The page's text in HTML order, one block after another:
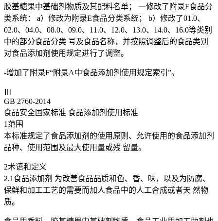
胶基糖果中基础剂物质及其配料名单； 一修改了附录F食品分
类系统： a）修改为附录E食品分类系统； b）修改了01.0、
02.0、04.0、08.0、09.0、11.0、12.0、13.0、14.0、16.0等类别
中的部分食品分类 号及食品名称，并按照调整后的食品类别
对食品添加剂使用规定进行了调整。
-增加了附录F“附录A中食品添加剂使用规定索引”。
GB 2760-2014
食品安全国家标准 食品添加剂使用标准
1范围
本标准规定了食品添加剂的使用原则、允许使用的食品添加剂
品种、使用范围及最大使用量或残 留量。
2术语和定义
2.1食品添加剂 为改善食品品质和色、香、味，以及为防腐、
保鲜和加工工艺的需要而加人食品中的人工合成或者天 然物
质。